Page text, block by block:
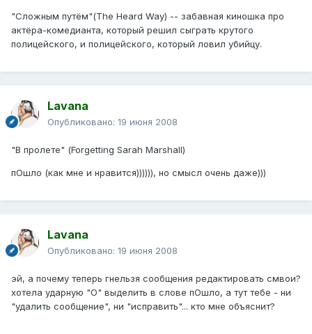
"Сложным путём"(The Heard Way) -- забавная киношка про
актёра-комедианта, который решил сыграть крутого
полицейского, и полицейского, который ловил убийцу.
Lavana
Опубликовано: 19 июня 2008
"В пролете" (Forgetting Sarah Marshall)
пОшло (как мне и нравится)))))), но смысл очень даже)))
Lavana
Опубликовано: 19 июня 2008
эй, а почему теперь гнельзя сообщения редактировать смвои?
хотела ударную "О" выделить в слове пОшло, а тут тебе - ни
"удалить сообщение", ни "исправить"... кто мне объяснит?